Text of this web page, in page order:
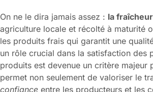
On ne le dira jamais assez : la
agriculture locale et récolté à maturité
les produits frais qui garantit une
un rôle crucial dans la satisfaction des
produits est devenue un critère majeur
permet non seulement de valoriser le
confiance entre les producteurs et les